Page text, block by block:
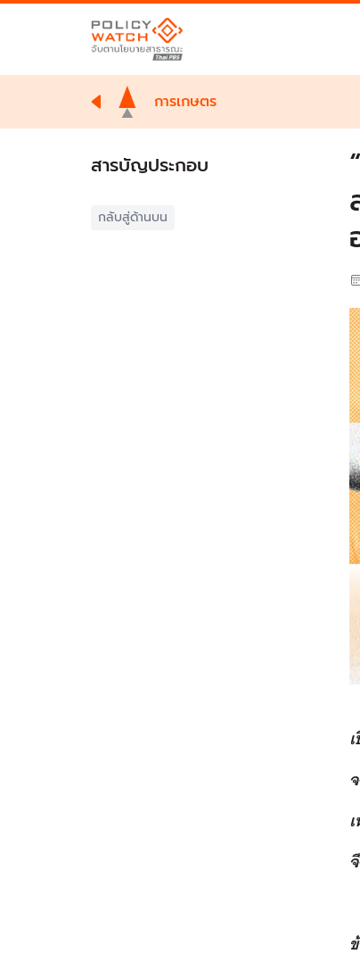
การเกษตร
สารบัญประกอบ
กลับสู่ด้านบน